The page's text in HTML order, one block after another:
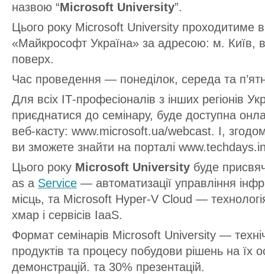
назвою “Microsoft University”.
Цього року Microsoft University проходитиме в
«Майкрософт Україна» за адресою: м. Київ,
поверх.
Час проведення — понеділок, середа та
Для всіх ІТ-професіоналів з інших регіонів
приєднатися до семінару, буде доступна
веб-касту: www.microsoft.ua/webcast. І,
ви зможете знайти на порталі
Цього року Microsoft University буде
as a Service — автоматизації управління
місць, та Microsoft Hyper-V Cloud —
хмар і сервісів IaaS.
Формат семінарів Microsoft University —
продуктів та процесу побудови рішень на їх
демонстрацій. та 30% презентацій.